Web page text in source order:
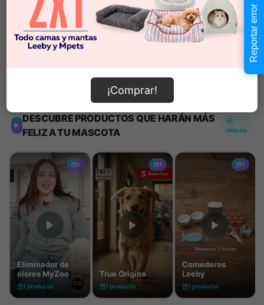
Añadir al carrito
¡Comprar!
Reportar error